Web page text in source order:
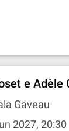
e Adèle
Gaveau
2027, 20:30